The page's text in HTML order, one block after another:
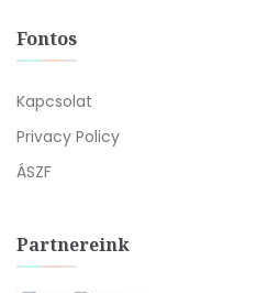
Fontos
Kapcsolat
Privacy Policy
ÁSZF
Partnereink